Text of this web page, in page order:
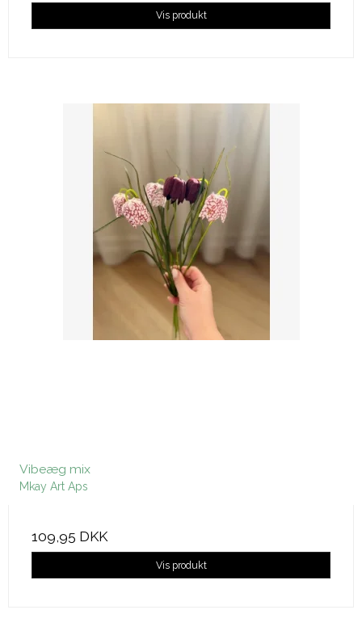
Vis produkt
Vibeæg mix
Mkay Art Aps
109,95 DKK
Vis produkt